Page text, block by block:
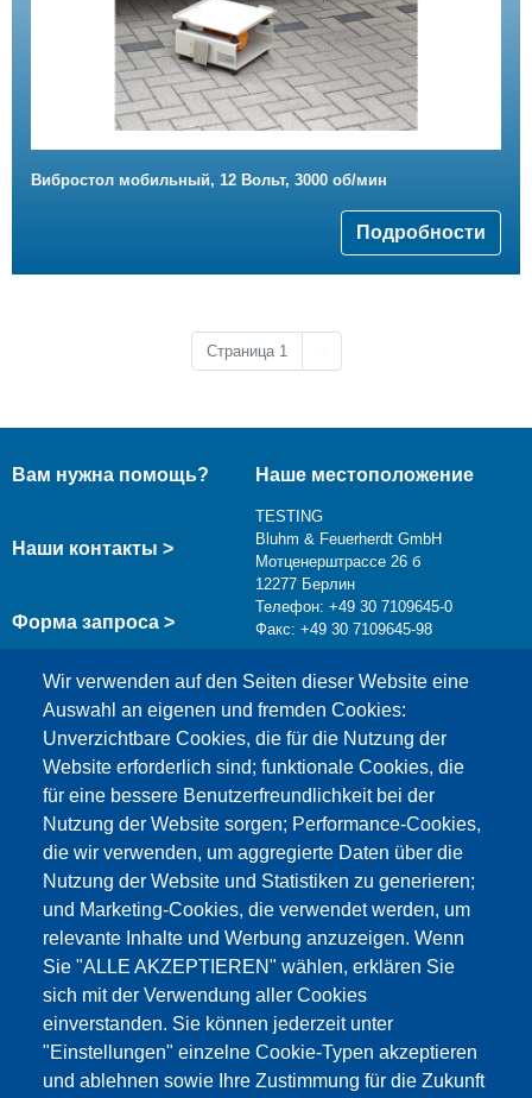
Вибростол мобильный, 12 Вольт, 3000 об/мин
Подробности
Страница 1
Wir verwenden auf den Seiten dieser Website eine
Auswahl an eigenen und fremden Cookies:
Unverzichtbare Cookies, die für die Nutzung der
Website erforderlich sind; funktionale Cookies, die
für eine bessere Benutzerfreundlichkeit bei der
Nutzung der Website sorgen; Performance-Cookies,
die wir verwenden, um aggregierte Daten über die
Nutzung der Website und Statistiken zu generieren;
und Marketing-Cookies, die verwendet werden, um
relevante Inhalte und Werbung anzuzeigen. Wenn
Sie "ALLE AKZEPTIEREN" wählen, erklären Sie
sich mit der Verwendung aller Cookies
einverstanden. Sie können jederzeit unter
"Einstellungen" einzelne Cookie-Typen akzeptieren
und ablehnen sowie Ihre Zustimmung für die Zukunft
Вам нужна помощь?
Наши контакты >
Форма запроса >
Наше местоположение
TESTING
Bluhm & Feuerherdt GmbH
Мотценерштрассе 26 б
12277 Берлин
Телефон: +49 30 7109645-0
Факс: +49 30 7109645-98
info@testing.de
Этот материал заблокирован, потому что
файлы cookie Google Maps не были приняты.
НЕОБХОДИМО ПРИНЯТЬ ТОЛЬКО
ФАЙЛЫ COOKIE GOOGLE MAPS.
Alle Cookies akzeptieren